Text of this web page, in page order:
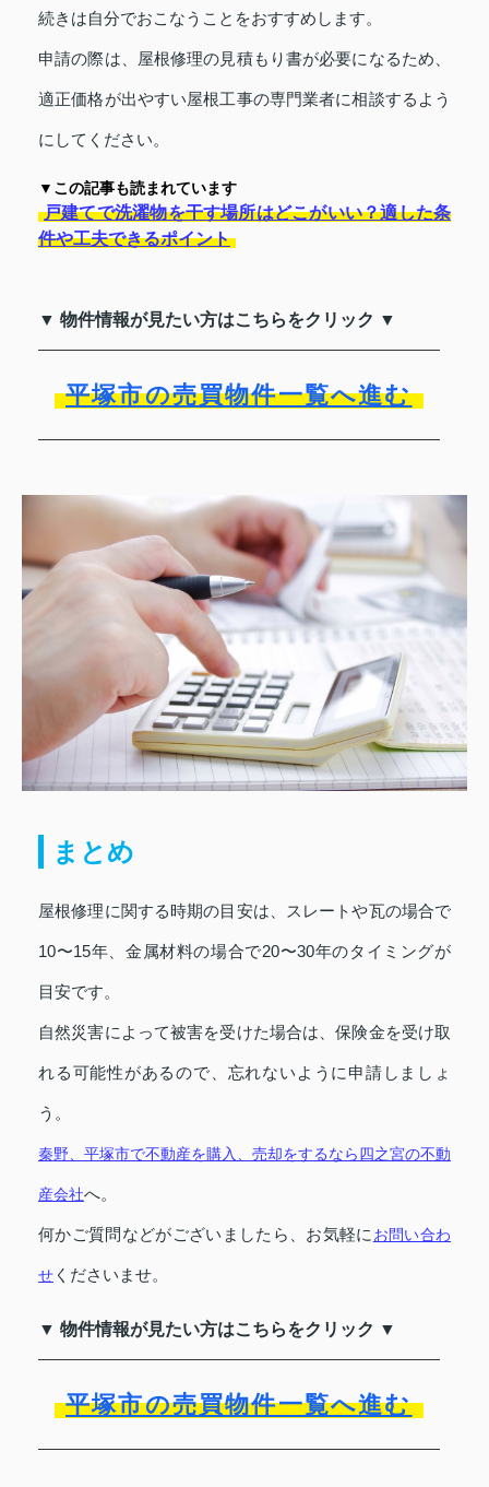
続きは自分でおこなうことをおすすめします。
申請の際は、屋根修理の見積もり書が必要になるため、
適正価格が出やすい屋根工事の専門業者に相談するよう
にしてください。
▼この記事も読まれています
戸建てで洗濯物を干す場所はどこがいい？適した条
件や工夫できるポイント
▼ 物件情報が見たい方はこちらをクリック ▼
平塚市の売買物件一覧へ進む
まとめ
屋根修理に関する時期の目安は、スレートや瓦の場合で
10〜15年、金属材料の場合で20〜30年のタイミングが
目安です。
自然災害によって被害を受けた場合は、保険金を受け取
れる可能性があるので、忘れないように申請しましょ
う。
秦野、平塚市で不動産を購入、売却をするなら四之宮の不動
産会社へ。
何かご質問などがございましたら、お気軽に お問い合わ
せ くださいませ。
▼ 物件情報が見たい方はこちらをクリック ▼
平塚市の売買物件一覧へ進む